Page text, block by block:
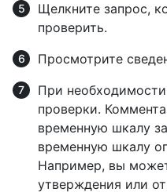
Щелкните запрос,
проверить.
Просмотрите
При
проверки.
временную шкалу
временную шкалу
Например, вы
утверждения или